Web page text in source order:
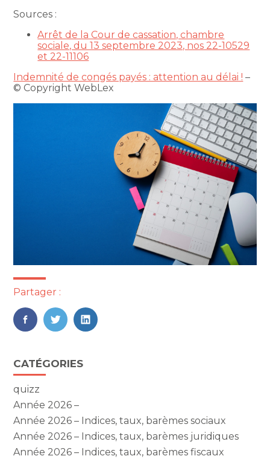
Sources :
Arrêt de la Cour de cassation, chambre
sociale, du 13 septembre 2023, nos 22-10529
et 22-11106
Indemnité de congés payés : attention au délai ! –
© Copyright WebLex
Partager :
FaceBook
TwitterLinkedIn
Blog
sidebar
CATÉGORIES
quizz
Année 2026 –
Année 2026 – Indices, taux, barèmes sociaux
Année 2026 – Indices, taux, barèmes juridiques
Année 2026 – Indices, taux, barèmes fiscaux